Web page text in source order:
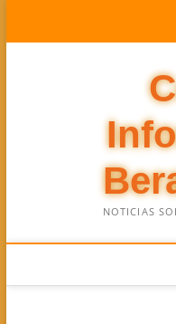
NOTICIAS